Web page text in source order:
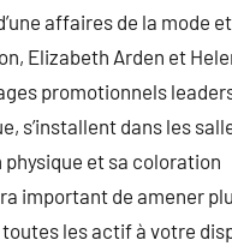
affaires de la mode
Elizabeth Arden et
promotionnels
s’installent dans les
physique et sa coloration
important de amener
toutes les actif à votre